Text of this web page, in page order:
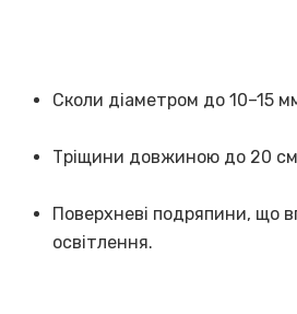
Сколи діаметром до 10–15
Тріщини довжиною до 20 см,
Поверхневі подряпини, що
освітлення.